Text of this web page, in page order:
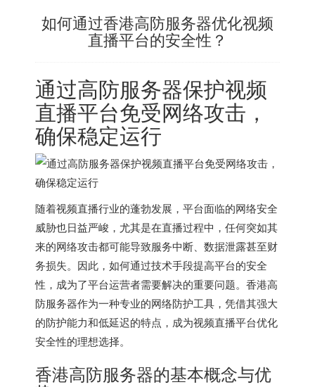
如何通过香港高防服务器优化视频
直播平台的安全性？
通过高防服务器保护视频
直播平台免受网络攻击，
确保稳定运行
随着视频直播行业的蓬勃发展，平台面临的网络安全
威胁也日益严峻，尤其是在直播过程中，任何突如其
来的网络攻击都可能导致服务中断、数据泄露甚至财
务损失。因此，如何通过技术手段提高平台的安全
性，成为了平台运营者需要解决的重要问题。香港高
防服务器作为一种专业的网络防护工具，凭借其强大
的防护能力和低延迟的特点，成为视频直播平台优化
安全性的理想选择。
香港高防服务器的基本概念与优